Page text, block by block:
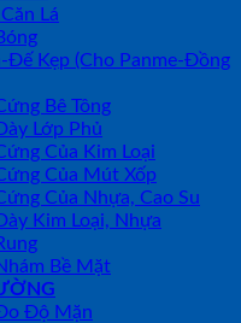
Lá
Đế Kẹp (Cho Panme-Đồng
Bê Tông
Lớp Phủ
Của Kim Loại
Của Mút Xốp
Của Nhựa, Cao Su
Kim Loại, Nhựa
Bề Mặt
Độ Mặn